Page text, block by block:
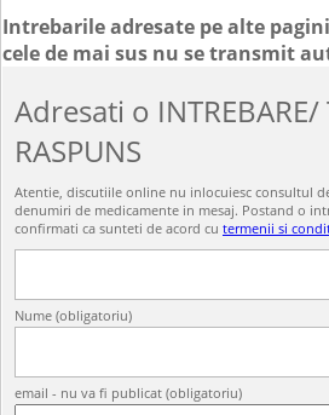
Intrebarile adresate pe alte
cele de mai sus nu se transmit
Adresati o
RASPUNS
Atentie, discutiile online nu inlocuiesc consultul
denumiri de medicamente in mesaj. Postand o
confirmati ca sunteti de acord cu termenii si
Nume (obligatoriu)
email - nu va fi publicat (obligatoriu)